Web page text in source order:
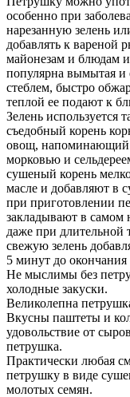
особенно при
нарезанную зелень
добавлять к вареной
майонезам и блюдам
популярна вымытая и
стеблем, быстро
теплой ее подают к
Зелень используется
съедобный корень
овощ, напоминающий
морковью и
сушеный корень
масле и добавляют в
при приготовлении
закладывают в самом
даже при длительной
свежую зелень
5 минут до окончания
Не мыслимы без
холодные закуски.
Великолепна
Вкусны паштеты и
удовольствие от
петрушка.
Практически любая
петрушку в виде
молотых семян.